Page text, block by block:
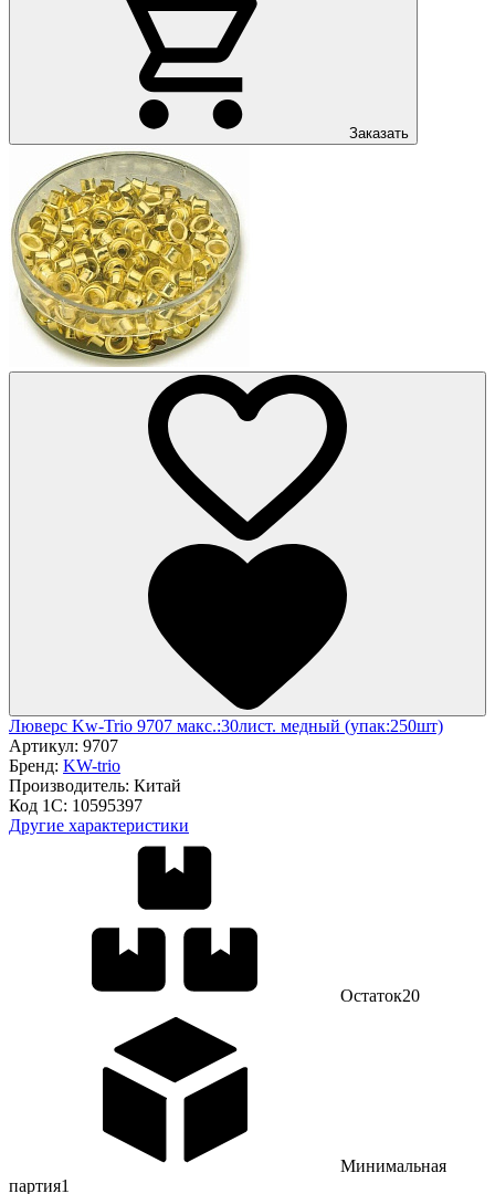
Заказать
Люверс Kw-Trio 9707 макс.:30лист. медный (упак:250шт)
Артикул: 9707
Бренд: KW-trio
Производитель: Китай
Код 1С: 10595397
Другие характеристики
Остаток20
Минимальная
партия1